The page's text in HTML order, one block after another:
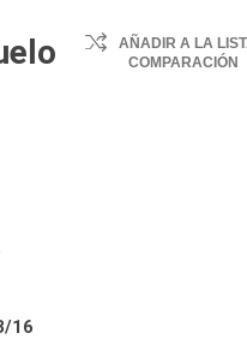
AÑADIR A LA
COMPARACIÓN
16